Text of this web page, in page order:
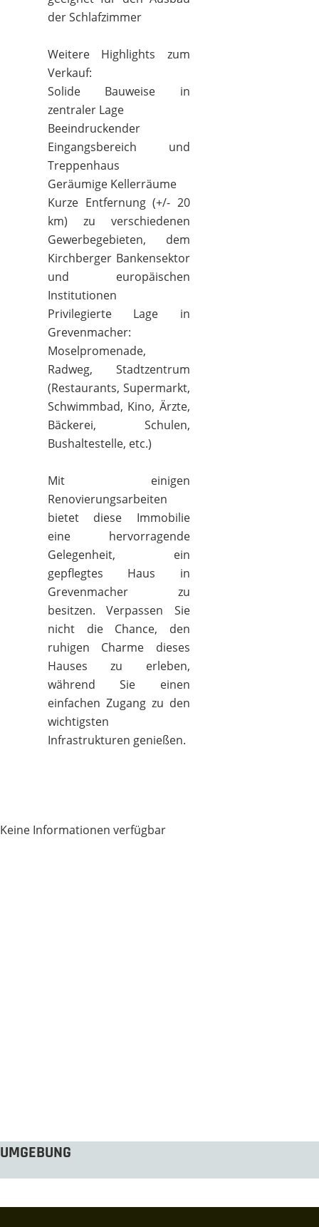
der Schlafzimmer
Weitere Highlights zum
Verkauf:
Solide Bauweise in
zentraler Lage
Beeindruckender
Eingangsbereich und
Treppenhaus
Geräumige Kellerräume
Kurze Entfernung (+/- 20
km) zu verschiedenen
Gewerbegebieten, dem
Kirchberger Bankensektor
und europäischen
Institutionen
Privilegierte Lage in
Grevenmacher:
Moselpromenade,
Radweg, Stadtzentrum
(Restaurants, Supermarkt,
Schwimmbad, Kino, Ärzte,
Bäckerei, Schulen,
Bushaltestelle, etc.)
Mit einigen
Renovierungsarbeiten
bietet diese Immobilie
eine hervorragende
Gelegenheit, ein
gepflegtes Haus in
Grevenmacher zu
besitzen. Verpassen Sie
nicht die Chance, den
ruhigen Charme dieses
Hauses zu erleben,
während Sie einen
einfachen Zugang zu den
wichtigsten
Infrastrukturen genießen.
Keine Informationen verfügbar
UMGEBUNG